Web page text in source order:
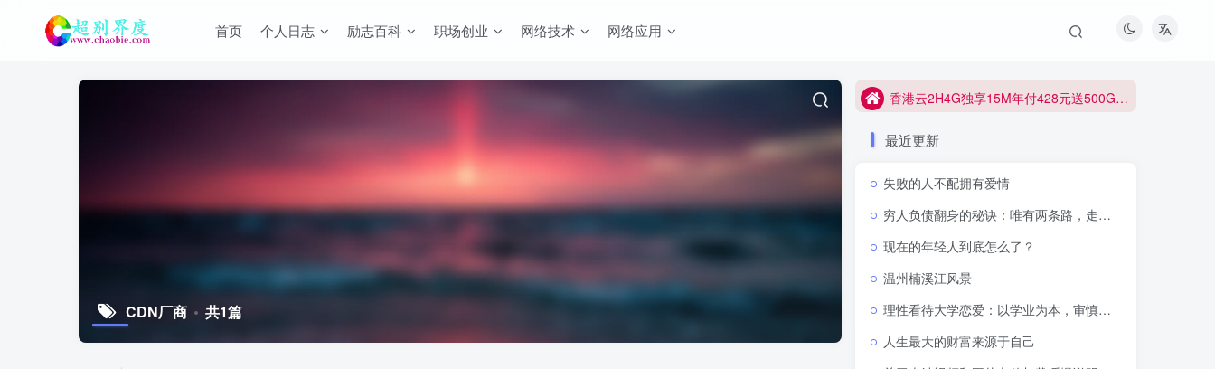
首页 个人日志 励志百科 职场创业 网络技术 网络应用
CDN厂商 共1篇
香港云2H4G独享15M年付428元送500G防御
最近更新
失败的人不配拥有爱情
穷人负债翻身的秘诀：唯有两条路，走通即可逆天改命
现在的年轻人到底怎么了？
温州楠溪江风景
理性看待大学恋爱：以学业为本，审慎抉择感情
人生最大的财富来源于自己